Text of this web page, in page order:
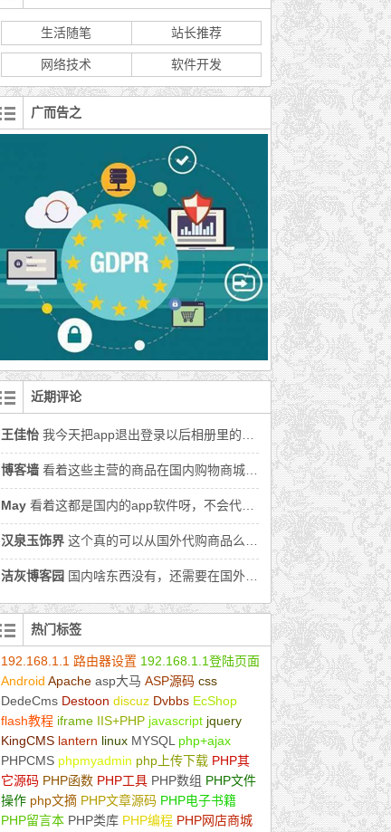
生活随笔 站长推荐
网络技术 软件开发
广而告之
近期评论
王佳怡 我今天把app退出登录以后相册里的照片丢了好多怎么办呀
博客墙 看着这些主营的商品在国内购物商城上面都可以找到，还是用国内购物软件吧。
May 看着这都是国内的app软件呀，不会代购的商品就在国内吧。
汉泉玉饰界 这个真的可以从国外代购商品么，还没从国外买过商品呢。
洁灰博客园 国内啥东西没有，还需要在国外代购么。
热门标签
192.168.1.1 路由器设置 192.168.1.1登陆页面
Android Apache asp大马 ASP源码 css
DedeCms Destoon discuz Dvbbs EcShop
flash教程 iframe IIS+PHP javascript jquery
KingCMS lantern linux MYSQL php+ajax
PHPCMS phpmyadmin php上传下载 PHP其
它源码 PHP函数 PHP工具 PHP数组 PHP文件
操作 php文摘 PHP文章源码 PHP电子书籍
PHP留言本 PHP类库 PHP编程 PHP网店商城